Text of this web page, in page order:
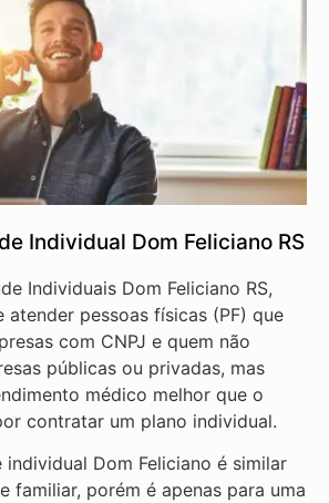
Individual Dom Feliciano RS
Individuais Dom Feliciano RS,
pessoas físicas (PF) que
com CNPJ e quem não
públicas ou privadas, mas
médico melhor que o
contratar um plano individual.
individual Dom Feliciano é similar
familiar, porém é apenas para uma